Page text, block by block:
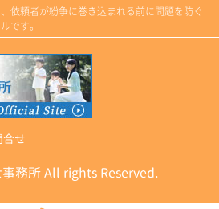
依頼者が紛争に巻き込まれる前に問題を防ぐ
です。
合せ
務所 All rights Reserved.